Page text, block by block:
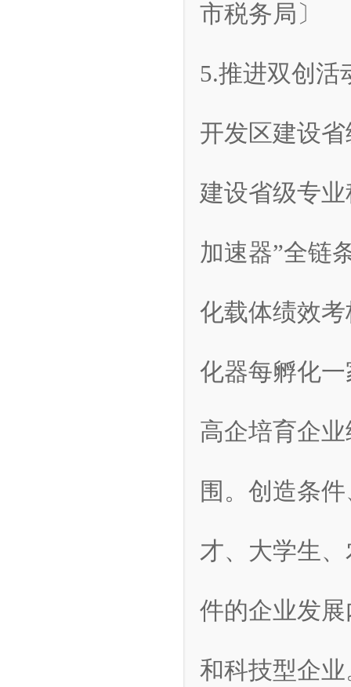
市税务局〕
5.推进双创活
开发区建设
建设省级专
加速器”全链
化载体绩效
化器每孵化
高企培育企
围。创造条
才、大学生
件的企业发
和科技型企